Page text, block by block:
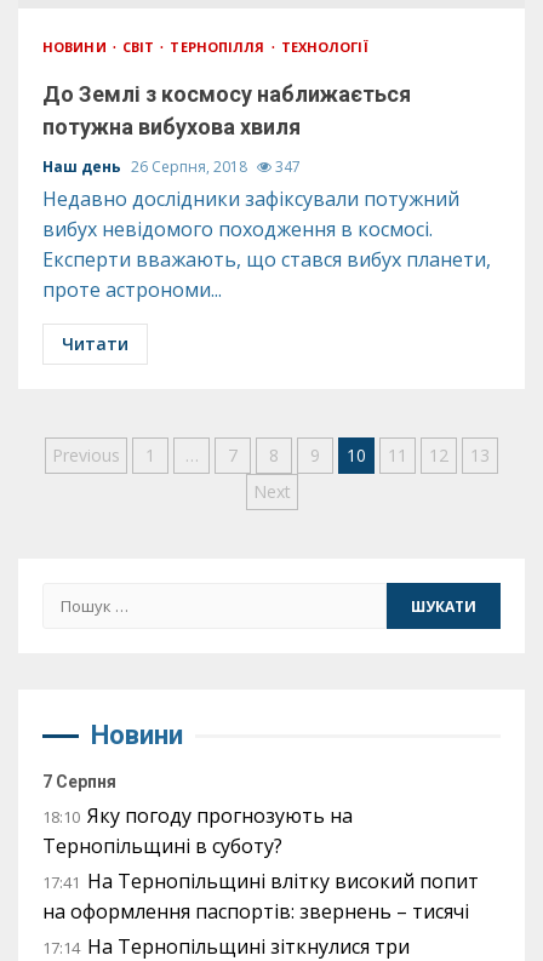
НОВИНИ СВІТ ТЕРНОПІЛЛЯ ТЕХНОЛОГІЇ
До Землі з космосу наближається
потужна вибухова хвиля
Наш день 26 Серпня, 2018 347
Недавно дослідники зафіксували потужний
вибух невідомого походження в космосі.
Експерти вважають, що стався вибух планети,
проте астрономи...
Читати
Пагінація
Previous 1 … 7 8 9 10 11 12
13
Next
Пошук:
Новини
7 Серпня
18:10 Яку погоду прогнозують на
Тернопільщині в суботу?
17:41 На Тернопільщині влітку високий попит
на оформлення паспортів: звернень – тисячі
17:14 На Тернопільщині зіткнулися три